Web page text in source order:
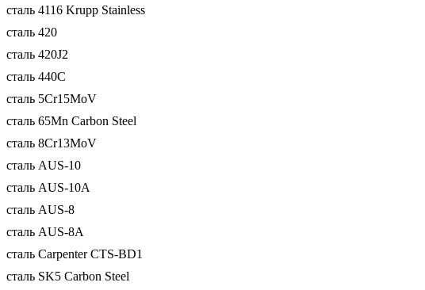
сталь 4116 Krupp Stainless
сталь 420
сталь 420J2
сталь 440C
сталь 5Cr15MoV
сталь 65Mn Carbon Steel
сталь 8Cr13MoV
сталь AUS-10
сталь AUS-10A
сталь AUS-8
сталь AUS-8A
сталь Carpenter CTS-BD1
сталь SK5 Carbon Steel